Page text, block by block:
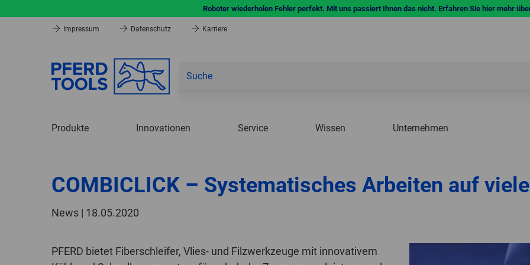
Roboter wiederholen Fehler perfekt. Mit uns passiert Ihnen das nicht. Erfahren Sie hier mehr
Impressum Datenschutz Karriere
Produkte Innovationen Service Wissen Unternehmen
COMBICLICK – Systematisches Arbeiten auf
News | 18.05.2020
PFERD bietet Fiberschleifer, Vlies- und Filzwerkzeuge mit innovativem